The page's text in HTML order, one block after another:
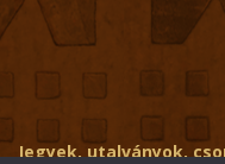
Jegyek, utalványok,